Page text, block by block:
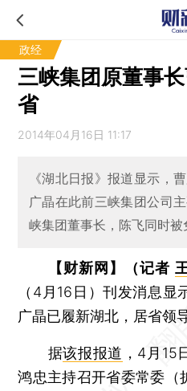
政经
三峡集团原董事
省
2014年04月16日 11:17
《湖北日报》报道显示，
广晶在此前三峡集团公司
峡集团董事长，陈飞同时
【财新网】（记者
（4月16日）刊发消息
广晶已履新湖北，居省领
据该报报道 ，4月15
鸿忠主持召开省委常委（